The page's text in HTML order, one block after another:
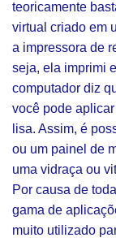
teoricamente
virtual criado em
a impressora de
seja, ela imprimi
computador diz
você pode
lisa. Assim, é
ou um painel de
uma vidraça ou
Por causa de
gama de
muito utilizado